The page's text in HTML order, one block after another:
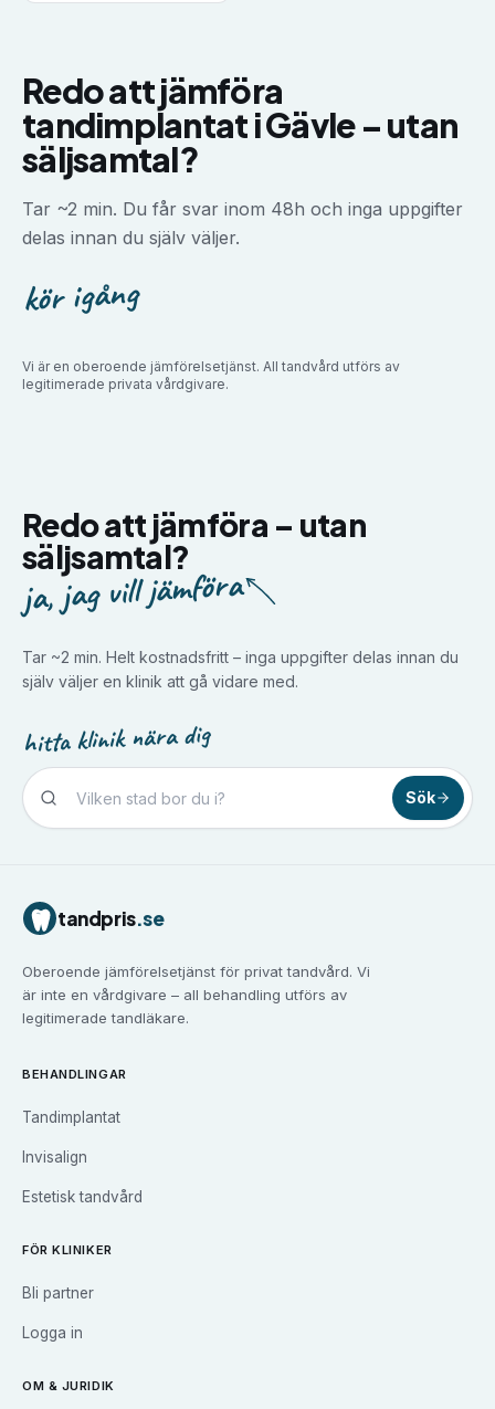
Redo att jämföra
tandimplantatiGävle–utan
säljsamtal?
Tar ~2 min. Du får svar inom 48h och inga uppgifter
delas innan du själv väljer.
kör igång
Vi är en oberoende jämförelsetjänst. All tandvård utförs av
legitimerade privata vårdgivare.
Redo att jämföra – utan
säljsamtal?
ja, jag vill jämföra
Tar ~2 min. Helt kostnadsfritt – inga uppgifter delas innan du
själv väljer en klinik att gå vidare med.
hitta klinik nära dig
Sök
Tandvård i
Tandvård iFalun
Tandvård i Göteborg
Tandvård iHalmstad
Tandvård iHelsingborg
Tandvård iJärfälla
Tandvård i
Tandvård i Kalmar
Tandvård i
Tandvård i
Tandvård i
Tandvård i
tandpris.se
Oberoende jämförelsetjänst för privat tandvård. Vi
är inte en vårdgivare – all behandling utförs av
legitimerade tandläkare.
BEHANDLINGAR
Tandimplantat
Invisalign
Estetisk tandvård
FÖR KLINIKER
Bli partner
Logga in
OM & JURIDIK